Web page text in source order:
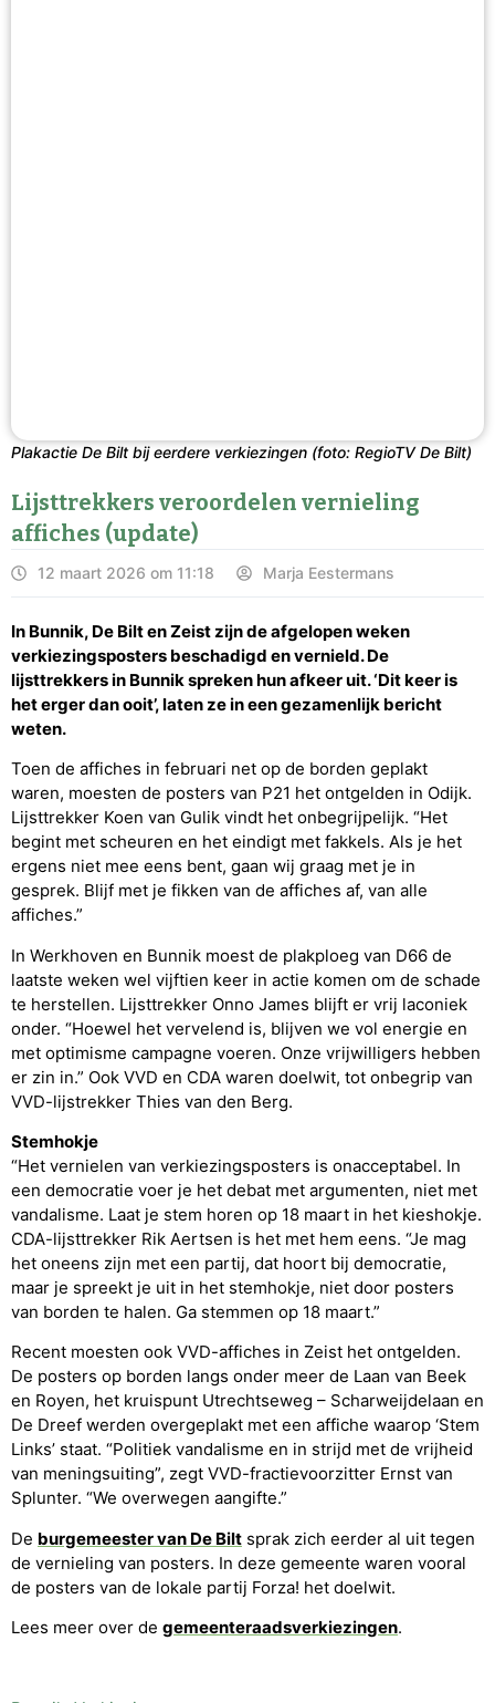
Plakactie De Bilt bij eerdere verkiezingen (foto: RegioTV De Bilt)
Lijsttrekkers veroordelen vernieling
affiches (update)
12 maart 2026 om 11:18 Marja Eestermans
In Bunnik, De Bilt en Zeist zijn de afgelopen weken
verkiezingsposters beschadigd en vernield. De
lijsttrekkers in Bunnik spreken hun afkeer uit. ‘Dit keer is
het erger dan ooit’, laten ze in een gezamenlijk bericht
weten.
Toen de affiches in februari net op de borden geplakt
waren, moesten de posters van P21 het ontgelden in Odijk.
Lijsttrekker Koen van Gulik vindt het onbegrijpelijk. “Het
begint met scheuren en het eindigt met fakkels. Als je het
ergens niet mee eens bent, gaan wij graag met je in
gesprek. Blijf met je fikken van de affiches af, van alle
affiches.”
In Werkhoven en Bunnik moest de plakploeg van D66 de
laatste weken wel vijftien keer in actie komen om de schade
te herstellen. Lijsttrekker Onno James blijft er vrij laconiek
onder. “Hoewel het vervelend is, blijven we vol energie en
met optimisme campagne voeren. Onze vrijwilligers hebben
er zin in.” Ook VVD en CDA waren doelwit, tot onbegrip van
VVD-lijstrekker Thies van den Berg.
Stemhokje
“Het vernielen van verkiezingsposters is onacceptabel. In
een democratie voer je het debat met argumenten, niet met
vandalisme. Laat je stem horen op 18 maart in het kieshokje.
CDA-lijsttrekker Rik Aertsen is het met hem eens. “Je mag
het oneens zijn met een partij, dat hoort bij democratie,
maar je spreekt je uit in het stemhokje, niet door posters
van borden te halen. Ga stemmen op 18 maart.”
Recent moesten ook VVD-affiches in Zeist het ontgelden.
De posters op borden langs onder meer de Laan van Beek
en Royen, het kruispunt Utrechtseweg – Scharweijdelaan en
De Dreef werden overgeplakt met een affiche waarop ‘Stem
Links’ staat. “Politiek vandalisme en in strijd met de vrijheid
van meningsuiting”, zegt VVD-fractievoorzitter Ernst van
Splunter. “We overwegen aangifte.”
De burgemeester van De Bilt sprak zich eerder al uit tegen
de vernieling van posters. In deze gemeente waren vooral
de posters van de lokale partij Forza! het doelwit.
Lees meer over de gemeenteraadsverkiezingen.